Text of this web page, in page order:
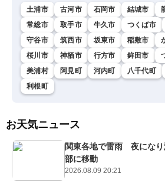
土浦市 古河市 石岡市 結城市
常総市
取手市 牛久市 つくば市
守谷市
筑西市 坂東市 稲敷市
桜川市
神栖市 行方市 鉾田市
美浦村
阿見町 河内町 八千代町
利根町
お天気ニュース
関東各地で雷雨 夜になり
部に移動
2026.08.09 20:21